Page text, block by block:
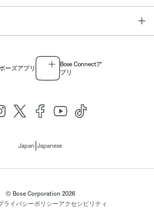
ーズアプリ
Bose Connectア
プリ
Japan Japanese
© Bose Corporation 2026
ライバシーポリシーアクセシビリティ